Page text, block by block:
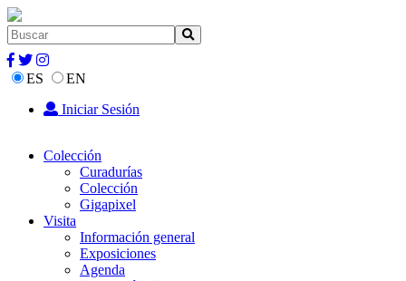
ES
EN
Iniciar Sesión
Colección
Curadurías
Colección
Gigapixel
Visita
Información general
Exposiciones
Agenda